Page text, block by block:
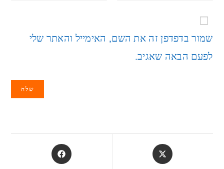
שמור בדפדפן זה את השם, האימייל והאתר שלי
לפעם הבאה שאגיב.